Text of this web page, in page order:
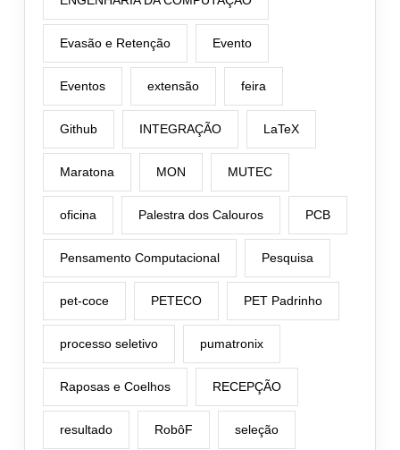
Evasão e Retenção Evento
Eventos extensão feira
Github INTEGRAÇÃO LaTeX
Maratona MON MUTEC
oficina Palestra dos Calouros PCB
Pensamento Computacional Pesquisa
pet-coce PETECO PET Padrinho
processo seletivo pumatronix
Raposas e Coelhos RECEPÇÃO
resultado RobôF seleção